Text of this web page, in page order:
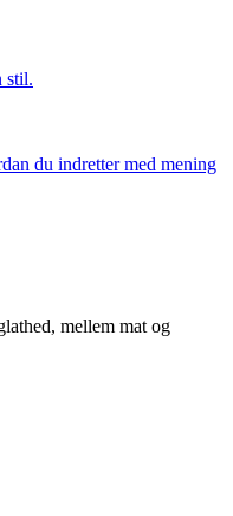
stil.
du indretter med mening
mellem mat og